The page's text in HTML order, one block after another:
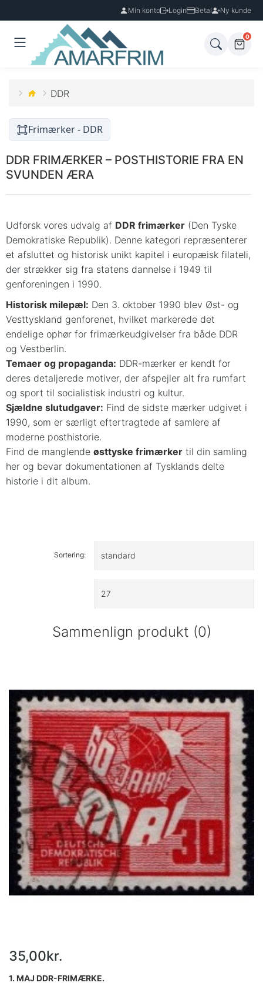
Min konto Login Betal Ny kunde
0
DDR
Frimærker - DDR
DDR FRIMÆRKER – POSTHISTORIE FRA EN
SVUNDEN ÆRA
Udforsk vores udvalg af DDR frimærker (Den Tyske
Demokratiske Republik). Denne kategori repræsenterer
et afsluttet og historisk unikt kapitel i europæisk filateli,
der strækker sig fra statens dannelse i 1949 til
genforeningen i 1990.
Historisk milepæl: Den 3. oktober 1990 blev Øst- og
Vesttyskland genforenet, hvilket markerede det
endelige ophør for frimærkeudgivelser fra både DDR
og Vestberlin.
Temaer og propaganda: DDR-mærker er kendt for
deres detaljerede motiver, der afspejler alt fra rumfart
og sport til socialistisk industri og kultur.
Sjældne slutudgaver: Find de sidste mærker udgivet i
1990, som er særligt eftertragtede af samlere af
moderne posthistorie.
Find de manglende østtyske frimærker til din samling
her og bevar dokumentationen af Tysklands delte
historie i dit album.
Sortering:
Sammenlign produkt (0)
35,00kr.
1. MAJ DDR-FRIMÆRKE.